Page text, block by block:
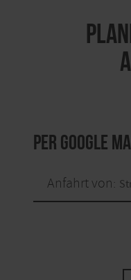
per Google
Anfahrt von: